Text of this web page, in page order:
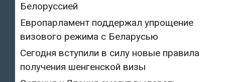
Белоруссией
Европарламент поддержал упрощение
визового режима с Беларусью
Сегодня вступили в силу новые правила
получения шенгенской визы